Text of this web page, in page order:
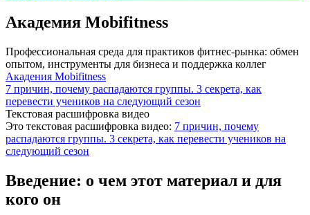
Академия Mobifitness
Профессиональная среда для практиков фитнес-рынка: обмен
опытом, инструменты для бизнеса и поддержка коллег
Акадения Mobifitness
7 причин, почему распадаются группы. 3 секрета, как
перевести учеников на следующий сезон
Текстовая расшифровка видео
Это текстовая расшифровка видео: 7 причин, почему
распадаются группы. 3 секрета, как перевести учеников на
следующий сезон
Введение: о чем этот материал и для
кого он